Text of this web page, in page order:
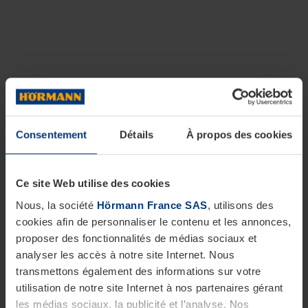
Consentement Détails À propos des cookies
Ce site Web utilise des cookies
Nous, la société Hörmann France SAS, utilisons des
cookies afin de personnaliser le contenu et les annonces,
proposer des fonctionnalités de médias sociaux et
analyser les accès à notre site Internet. Nous
transmettons également des informations sur votre
utilisation de notre site Internet à nos partenaires gérant
les médias sociaux, la publicité et l’analyse. Nos